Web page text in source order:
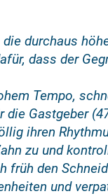
durchaus
dass der
Tempo,
Gastgeber
ihren
zu und
früh den
und